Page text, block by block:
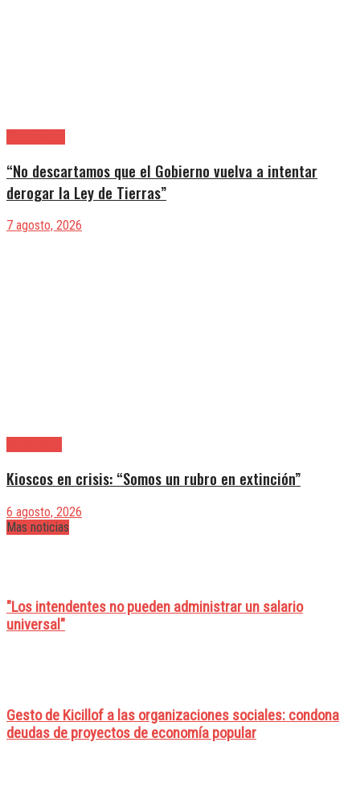
“No descartamos que el Gobierno vuelva a intentar
derogar la Ley de Tierras”
7 agosto, 2026
Kioscos en crisis: “Somos un rubro en extinción”
6 agosto, 2026
Mas noticias
"Los intendentes no pueden administrar un salario
universal"
Gesto de Kicillof a las organizaciones sociales: condona
deudas de proyectos de economía popular